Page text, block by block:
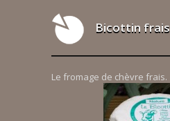
Bicottin frais
Le fromage de chèvre frais.